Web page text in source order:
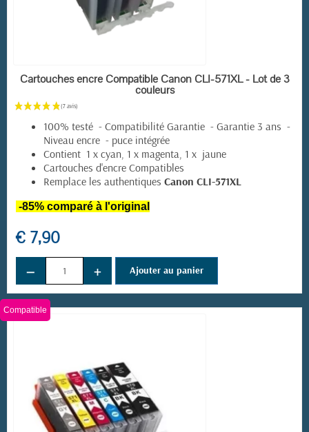
(55 avis)
EN STOCK
Cartouches encre Compatible Canon CLI-571XL - Lot de 3
couleurs
100% testé - Compatibilité Garantie - Garantie 3 ans -
Niveau encre - puce intégrée
Contient 1 x cyan, 1 x magenta, 1 x jaune
Cartouches d'encre Compatibles
Remplace les authentiques Canon CLI-571XL
-85% comparé à l'original
€ 7,90
− + Ajouter au panier
Compatible